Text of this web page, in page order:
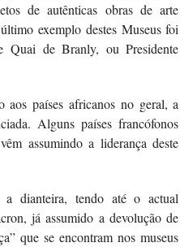
de autênticas obras de arte
exemplo destes Museus foi
Quai de Branly, ou Presidente
aos países africanos no geral, a
Alguns países francófonos
assumindo a liderança deste
a dianteira, tendo até o actual
já assumido a devolução de
que se encontram nos museus